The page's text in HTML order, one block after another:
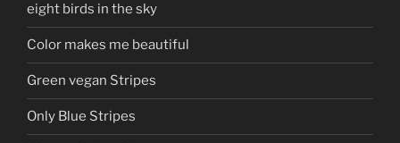
eight birds in the sky
Color makes me beautiful
Green vegan Stripes
Only Blue Stripes